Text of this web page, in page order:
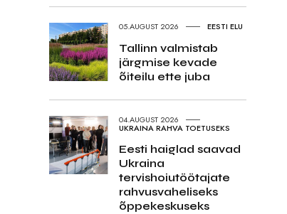
05.AUGUST 2026 EESTI ELU
Tallinn valmistab
järgmise kevade
õiteilu ette juba
04.AUGUST 2026
UKRAINA RAHVA TOETUSEKS
Eesti haiglad saavad
Ukraina
tervishoiutöötajate
rahvusvaheliseks
õppekeskuseks